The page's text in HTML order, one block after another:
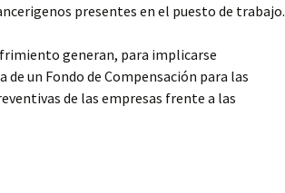
presentes en el puesto de trabajo.
generan, para implicarse
un Fondo de Compensación para las
de las empresas frente a las